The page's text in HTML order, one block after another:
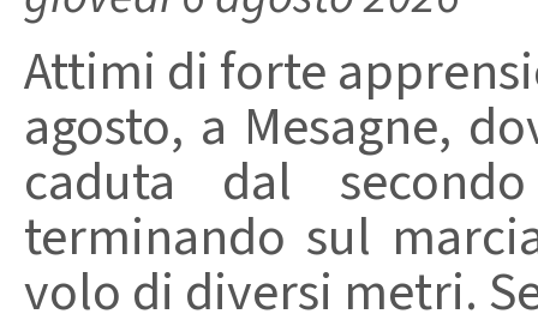
Attimi di forte
agosto, a Mesagne,
caduta dal
terminando sul
volo di diversi metri.